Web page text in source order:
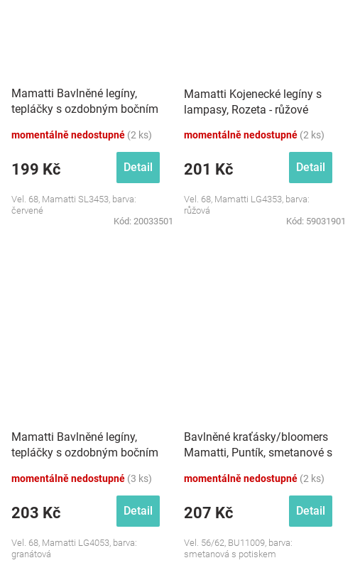
Mamatti Bavlněné legíny,
tepláčky s ozdobným bočním
červené
momentálně nedostupné (2 ks)
199 Kč Detail
Vel. 68, Mamatti SL3453, barva:
červené
Kód: 20033501
Mamatti Kojenecké legíny s
lampasy, Rozeta - růžové
momentálně nedostupné (2 ks)
201 Kč Detail
Vel. 68, Mamatti LG4353, barva:
růžová
Kód: 59031901
Mamatti Bavlněné legíny,
tepláčky s ozdobným bočním
momentálně nedostupné (3 ks)
203 Kč Detail
Vel. 68, Mamatti LG4053, barva:
granátová
Bavlněné kraťásky/bloomers
Mamatti, Puntík, smetanové s
momentálně nedostupné (2 ks)
207 Kč Detail
Vel. 56/62, BU11009, barva:
smetanová s potiskem